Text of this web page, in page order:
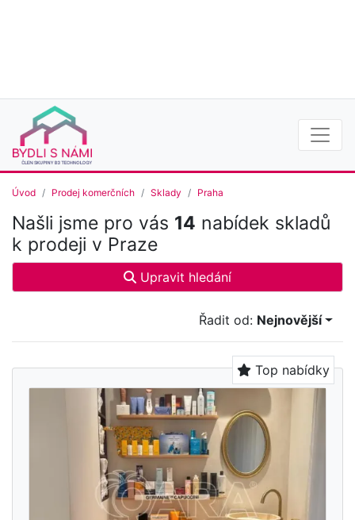
Úvod Prodej komerčních Sklady Praha
Našli jsme pro vás 14 nabídek skladů
k prodeji v Praze
Upravit hledání
Řadit od: Nejnovější
Top nabídky